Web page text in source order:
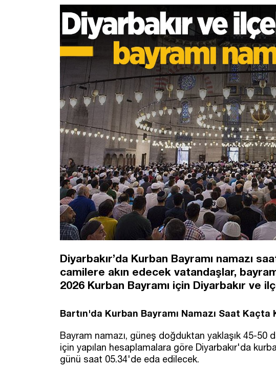
Diyarbakır’da Kurban Bayramı namazı
camilere akın edecek vatandaşlar,
2026 Kurban Bayramı için Diyarbakır ve
Bartın'da Kurban Bayramı Namazı Saat Kaçta
Bayram namazı, güneş doğduktan yaklaşık 45-50
için yapılan hesaplamalara göre Diyarbakır'da
günü saat 05.34'de eda edilecek.